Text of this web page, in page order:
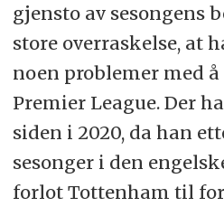
gjensto av sesongens
store overraskelse, at
noen problemer med
Premier League. Der
siden i 2020, da han
sesonger i den
forlot Tottenham til